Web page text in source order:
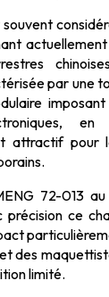
par une
attractif pour
72-013
précision ce
des
limité.